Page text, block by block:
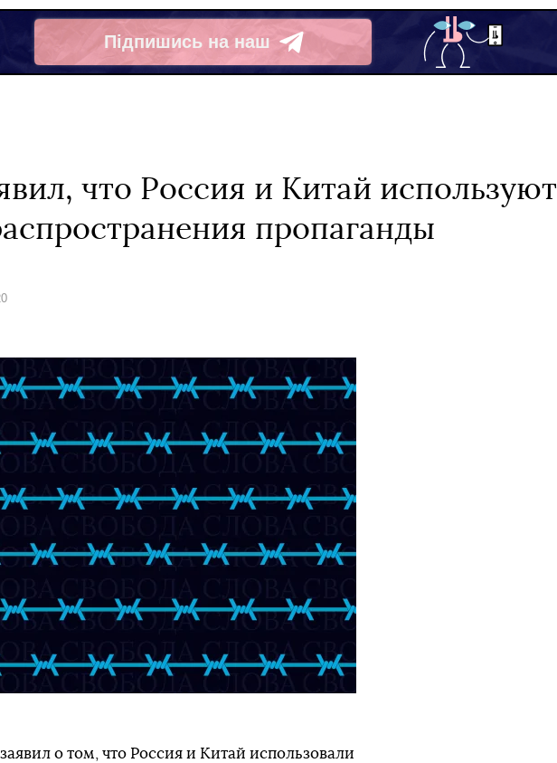
Підпишись на наш
Telegram
что Россия и Китай используют
пропаганды
о том, что Россия и Китай использовали